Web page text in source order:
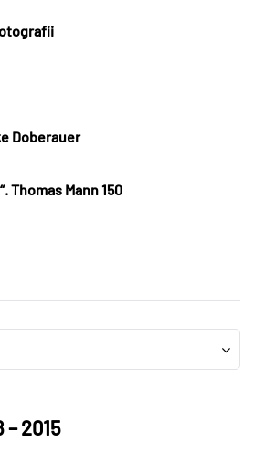
Doberauer
Thomas Mann 150
2015